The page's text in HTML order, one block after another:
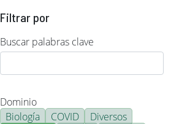
Filtrar por
Buscar palabras clave
Dominio
Biología
COVID
Diversos